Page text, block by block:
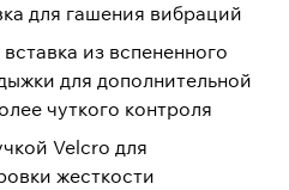
для гашения вибраций
из вспененного
для дополнительной
чуткого контроля
Velcro для
жесткости